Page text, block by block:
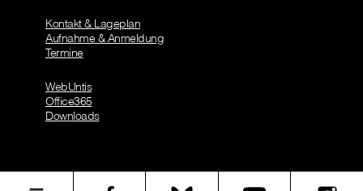
Kontakt & Lageplan
Aufnahme & Anmeldung
Termine
WebUntis
Office365
Downloads